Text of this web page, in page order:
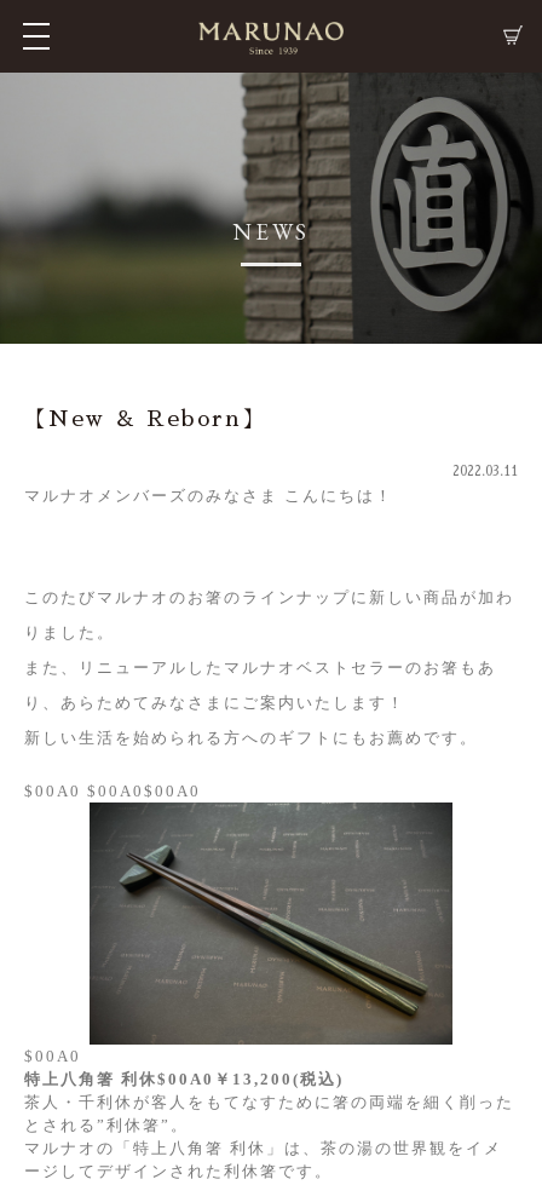
NEWS
【New ＆ Reborn】
2022.03.11
マルナオメンバーズのみなさま こんにちは！
このたびマルナオのお箸のラインナップに新しい商品が加わ
りました。
また、リニューアルしたマルナオベストセラーのお箸もあ
り、あらためてみなさまにご案内いたします！
新しい生活を始められる方へのギフトにもお薦めです。
$00A0 $00A0$00A0
$00A0
特上八角箸 利休$00A0￥13,200(税込)
茶人・千利休が客人をもてなすために箸の両端を細く削った
とされる”利休箸”。
マルナオの「特上八角箸 利休」は、茶の湯の世界観をイメ
ージしてデザインされた利休箸です。